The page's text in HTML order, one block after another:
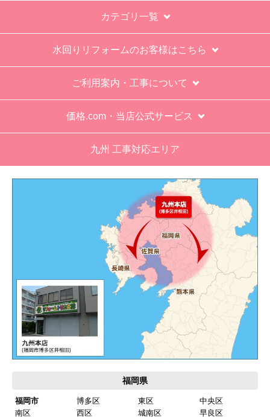
カテゴリ一覧
水回りリフォームのお客様はこちら
ご利用案内・工事について
価格.com・当店公式サービス
九州 工事対応エリア
福岡県
福岡市 博多区 東区
中央区
南区
西区 城南区
早良区